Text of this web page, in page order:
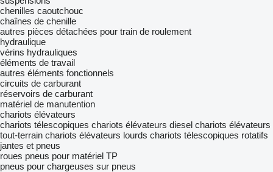
chenilles caoutchouc
chaînes de chenille
autres pièces détachées pour train de roulement
hydraulique
vérins hydrauliques
éléments de travail
autres éléments fonctionnels
circuits de carburant
réservoirs de carburant
matériel de manutention
chariots élévateurs
chariots télescopiques chariots élévateurs diesel chariots élévateurs
tout-terrain chariots élévateurs lourds chariots télescopiques rotatifs
jantes et pneus
roues pneus pour matériel TP
pneus pour chargeuses sur pneus